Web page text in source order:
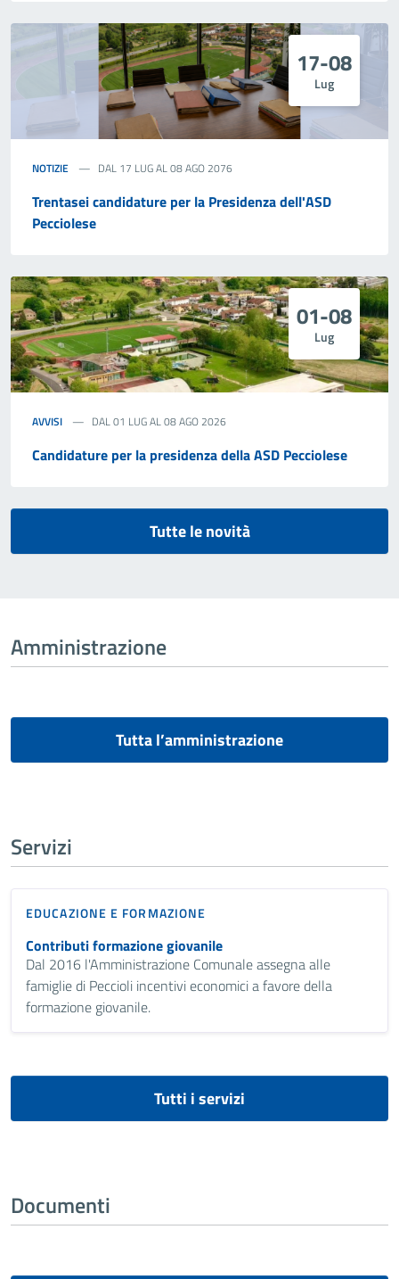
17-08
Lug
NOTIZIE DAL 17 LUG AL 08 AGO 2076
Trentasei candidature per la Presidenza dell'ASD
Pecciolese
01-08
Lug
AVVISI DAL 01 LUG AL 08 AGO 2026
Candidature per la presidenza della ASD Pecciolese
Tutte le novità
Amministrazione
Tutta l’amministrazione
Servizi
EDUCAZIONE E FORMAZIONE
Contributi formazione giovanile
Dal 2016 l'Amministrazione Comunale assegna alle
famiglie di Peccioli incentivi economici a favore della
formazione giovanile.
Tutti i servizi
Documenti